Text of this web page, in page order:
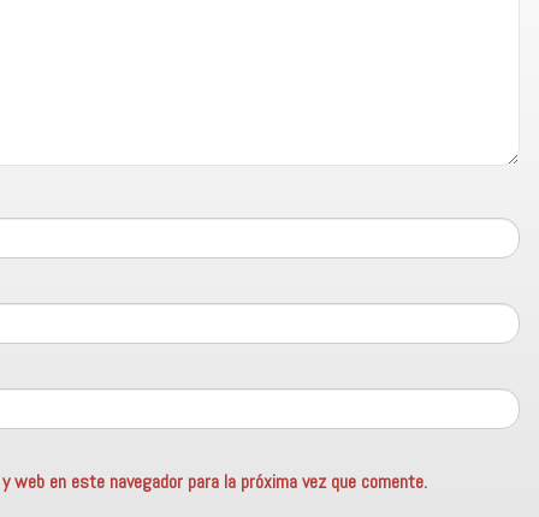
web en este navegador para la próxima vez que comente.